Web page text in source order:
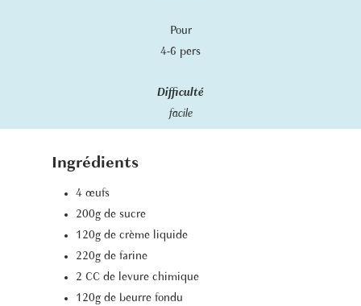
Pour
4-6 pers
Difficulté
facile
Ingrédients
4 œufs
200g de sucre
120g de crème liquide
220g de farine
2 CC de levure chimique
120g de beurre fondu